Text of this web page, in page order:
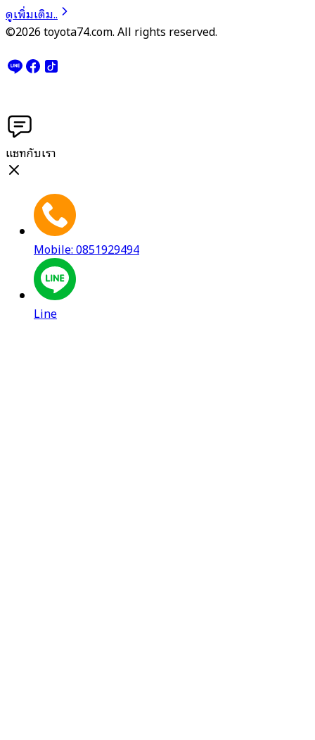
ดูเพิ่มเติม..
©2026 toyota74.com. All rights reserved.
แชทกับเรา
Mobile: 0851929494
Line